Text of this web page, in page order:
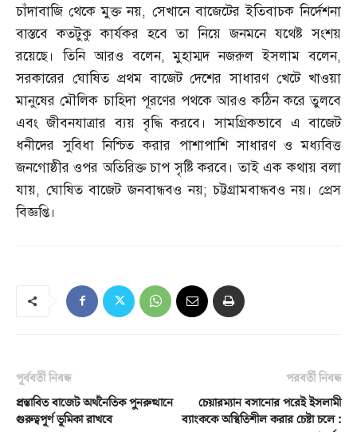
চাঁদাবাজি থেকে মুক্ত নয়, সেখানে বাজেটের ইতিবাচক নির্দেশনা
বাস্তবে কতটুকু কার্যকর হবে তা নিয়ে জনমনে যথেষ্ট সংশয়
রয়েছে। তিনি আরও বলেন,মুহাম্মদ নজরুল ইসলাম বলেন,
সরকারের ঘোষিত প্রথম বাজেট দেশের সাধারণ খেটে খাওয়া
মানুষের মৌলিক চাহিদা পূরণের পথকে আরও কঠিন করে তুলবে
এবং জীবনযাত্রার ব্যয় বৃদ্ধি করবে। সামগ্রিকভাবে এ বাজেট
ধনীদের সুবিধা নিশ্চিত করার পাশাপাশি সাধারণ ও মধ্যবিত্ত
জনগোষ্ঠীর ওপর অতিরিক্ত চাপ সৃষ্টি করবে। তাই এক কথায় বলা
যায়, ঘোষিত বাজেট জনবান্ধবও নয়;চট্টগ্রামবান্ধবও নয়। প্রেস
বিজ্ঞপ্তি।
পূর্ববর্তী নিবন্ধ
প্রস্তাবিত বাজেট অর্থনৈতিক পুনরুত্থানে
গুরুত্বপূর্ণ ভূমিকা রাখবে
পরবর্তী নিবন্ধ
চেয়ারম্যান বসানোর পরেই ইসলামী
ব্যাংককে অস্থিতিশীল করার চেষ্টা চলে :